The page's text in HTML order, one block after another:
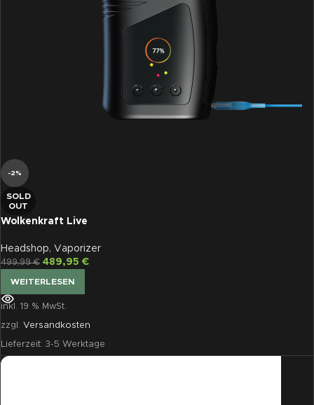
-2%
SOLD
OUT
Wolkenkraft Live
Headshop, Vaporizer
499,99€ 489,95 €
WEITERLESEN
inkl. 19 % MwSt.
zzgl. Versandkosten
Lieferzeit: 3-5 Werktage